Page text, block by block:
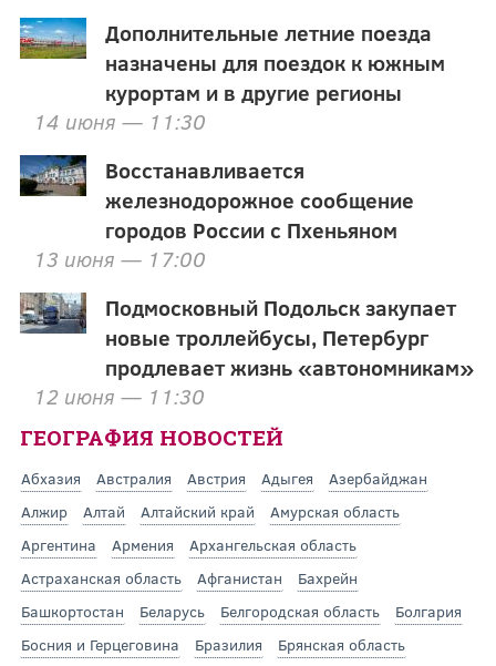
Дополнительные летние поезда
назначены для поездок к южным
курортам и в другие регионы
14 июня — 11:30
Восстанавливается
железнодорожное сообщение
городов России с Пхеньяном
13 июня — 17:00
Подмосковный Подольск закупает
новые троллейбусы, Петербург
продлевает жизнь «автономникам»
12 июня — 11:30
ГЕОГРАФИЯ НОВОСТЕЙ
Абхазия Австралия Австрия Адыгея
Азербайджан
Алжир
Алтай Алтайский край
Амурская область
Аргентина
Армения
Архангельская область
Астраханская область
Афганистан
Бахрейн
Башкортостан
Беларусь Белгородская область
Болгария
Босния и Герцеговина
Бразилия
Брянская область